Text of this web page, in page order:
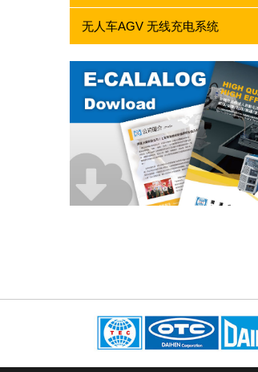
无人车AGV 无线充电系统